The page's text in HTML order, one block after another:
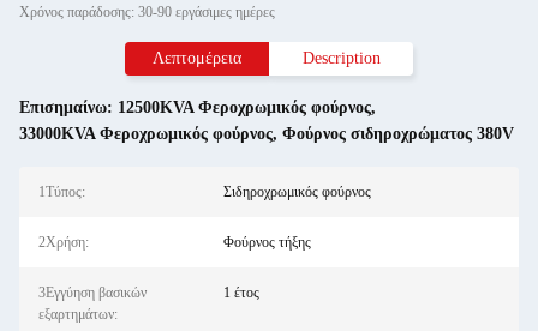
Χρόνος παράδοσης: 30-90 εργάσιμες ημέρες
Λεπτομέρεια Description
Επισημαίνω: 12500KVA Φεροχρωμικός φούρνος,
33000KVA Φεροχρωμικός φούρνος, Φούρνος σιδηροχρώματος 380V
1Τύπος: Σιδηροχρωμικός φούρνος
2Χρήση: Φούρνος τήξης
3Εγγύηση βασικών
εξαρτημάτων:
1 έτος